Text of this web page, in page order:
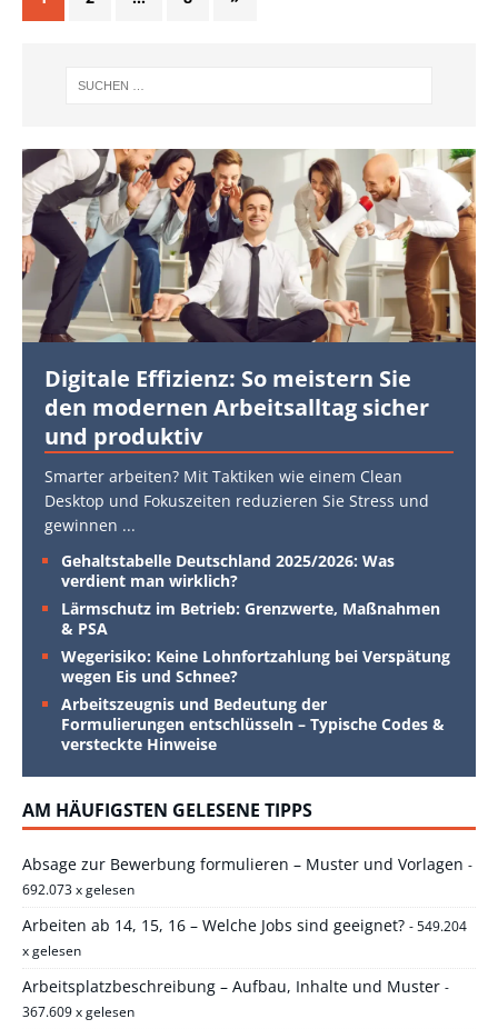
Digitale Effizienz: So meistern Sie
den modernen Arbeitsalltag sicher
und produktiv
Smarter arbeiten? Mit Taktiken wie einem Clean
Desktop und Fokuszeiten reduzieren Sie Stress und
gewinnen ...
Gehaltstabelle Deutschland 2025/2026: Was
verdient man wirklich?
Lärmschutz im Betrieb: Grenzwerte, Maßnahmen
& PSA
Wegerisiko: Keine Lohnfortzahlung bei Verspätung
wegen Eis und Schnee?
Arbeitszeugnis und Bedeutung der
Formulierungen entschlüsseln – Typische Codes &
versteckte Hinweise
AM HÄUFIGSTEN GELESENE TIPPS
Absage zur Bewerbung formulieren – Muster und Vorlagen -
692.073 x gelesen
Arbeiten ab 14, 15, 16 – Welche Jobs sind geeignet? - 549.204
x gelesen
Arbeitsplatzbeschreibung – Aufbau, Inhalte und Muster -
367.609 x gelesen